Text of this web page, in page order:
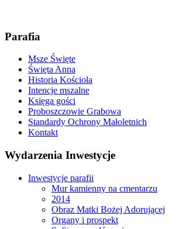
Parafia
Msze Święte
Święta Anna
Historia Kościoła
Intencje mszalne
Księga gości
Proboszczowie Grabowa
Standardy Ochrony Małoletnich
Kontakt
Wydarzenia Inwestycje
Inwestycje parafii
Mur kamienny na cmentarzu
2014
Obraz Matki Bożej Adorującej
Organy i prospekt